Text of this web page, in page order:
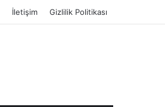
İletişim Gizlilik Politikası